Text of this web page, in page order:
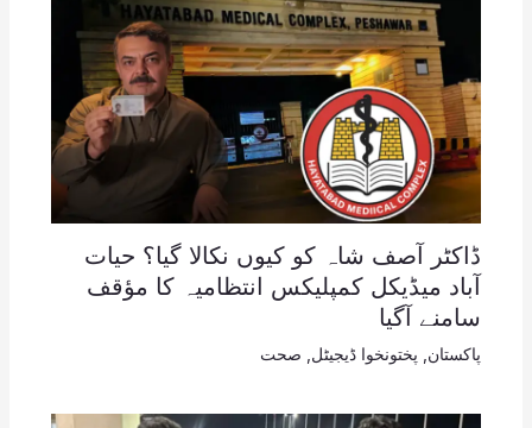
ڈاکٹر آصف شاہ کو کیوں نکالا گیا؟ حیات
آباد میڈیکل کمپلیکس انتظامیہ کا مؤقف
سامنے آگیا
پاکستان پختونخوا ڈیجیٹل صحت